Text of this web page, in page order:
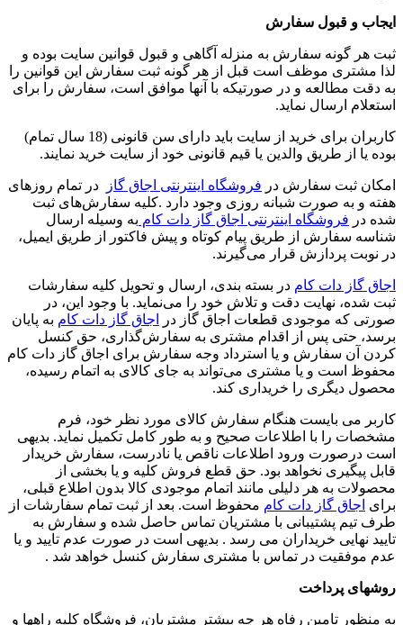
ایجاب و قبول سفارش
ثبت هر گونه سفارش به منزله آگاهی و قبول قوانین سایت بوده و
لذا مشتری موظف است قبل از هر گونه ثبت سفارش این قوانین را
به دقت مطالعه و در صورتیکه با آنها موافق است، سفارش را برای
استعلام ارسال نماید.
کاربران برای خرید از سایت باید دارای سن قانونی (18 سال تمام)
بوده یا از طریق والدین یا قیم قانونی خود از سایت خرید نمایند.
امکان ثبت سفارش در فروشگاه اینترنتی اجاق گاز
در تمام روزهای
هفته و به صورت شبانه روزی وجود دارد .کلیه سفارش‌‏های ثبت
شده در فروشگاه اینترنتی اجاق گاز دات کام به وسیله ارسال
شناسه سفارش از طریق پیام کوتاه و پیش فاکتور از طریق ایمیل،
در نوبت پردازش قرار می‏‌گیرند.
اجاق گاز دات کام در بسته بندی، ارسال و تحویل کلیه سفارشات
ثبت شده، نهایت دقت و تلاش خود را می‏‌نماید. با وجود این، در
صورتی که موجودی قطعات اجاق گاز در
اجاق گاز دات کام به پایان
برسد، حتی پس از اقدام مشتری به سفارش‌‏گذاری، حق کنسل
کردن آن سفارش و یا استرداد وجه سفارش برای اجاق گاز دات کام
محفوظ است و یا مشتری می‏‌تواند به جای کالای به اتمام رسیده،
محصول دیگری را خریداری کند.
کاربر می بایست هنگام سفارش کالای مورد نظر خود، فرم
مشخصات را با اطلاعات صحیح و به طور کامل تکمیل نماید. بدیهی
است درصورت ورود اطلاعات ناقص یا نادرست، سفارش خریدار
قابل پیگیری نخواهد بود. حق قطع فروش کلیه و یا بخشی از
محصولات به هر دلیلی مانند اتمام موجودی کالا بدون اطلاع قبلی،
برای اجاق گاز دات کام محفوظ است. بعد از ثبت تمام سفارشات از
طرف تیم پشتیبانی با مشتریان تماس حاصل شده و سفارش به
تایید نهایی خریداران می رسد . بدیهی است در صورت عدم تایید و یا
عدم موفقیت در تماس با مشتری سفارش کنسل خواهد شد .
روشهای پرداخت
به منظور تامین رفاه هر چه بیشتر مشتریان، فروشگاه کلیه راهها و